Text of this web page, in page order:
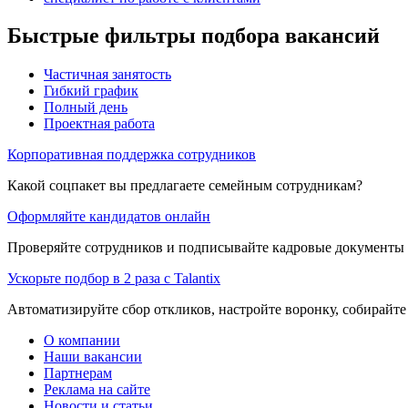
Быстрые фильтры подбора вакансий
Частичная занятость
Гибкий график
Полный день
Проектная работа
Корпоративная поддержка сотрудников
Какой соцпакет вы предлагаете семейным сотрудникам?
Оформляйте кандидатов онлайн
Проверяйте сотрудников и подписывайте кадровые
Ускорьте подбор в 2 раза с Talantix
Автоматизируйте сбор откликов, настройте воронку,
О компании
Наши вакансии
Партнерам
Реклама на сайте